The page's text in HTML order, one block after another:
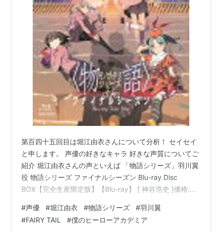
て、同年11月よりVIMS（ヴィムス）に所属。
2010年、第4回声優アワードで助演女優賞を受賞。
主な出演作品
TVアニメ
鉄コミュニケイション（ハルカ）
To Heart/To Heart 〜Remember my memories〜
（HMX-12マルチ）
ラブひな（成瀬川なる）
アルジェントソーマ（スー・ハリス）
六門天外モンコレナイト（柊六奈）
Sci-Fi HARRY（キャサリン・チャップマン）
フルーツバスケット（本田透）
シスター・プリンセス/シスター・プリンセス Re
第百四十五回目は堀江由衣さんについて分析！ セイセイ
と申します。 声優の好きなキャラ 好きな声質についてご
紹介 堀江由衣さんの声といえば 「物語シリーズ」羽川翼
役 物語シリーズ ファイナルシーズン Blu-ray Disc
BOX【完全生産限定版】【Blu-ray】 [ 神谷浩史 ]価格:
リアな声が清楚なイメージを倍増している！ 「何でもは
知らないわよ。知ってることだけ」というセリフが印象
#声優 #堀江由衣 #物語シリーズ #羽川翼
#FAIRY TAIL #僕のヒーローアカデミア